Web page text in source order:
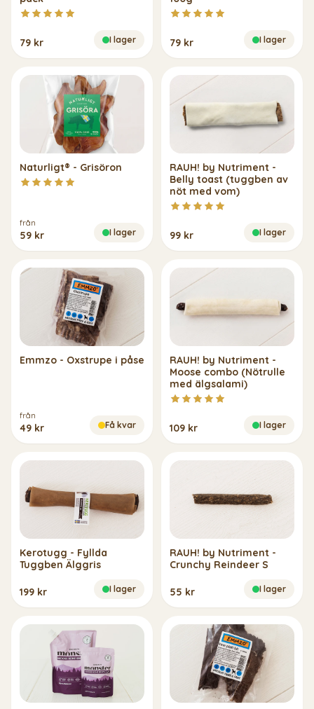
79 kr I lager 79 kr I lager
Naturligt® - Grisöron
från
59 kr I lager
RAUH! by Nutriment -
Belly toast (tuggben av
nöt med vom)
99 kr I lager
Emmzo - Oxstrupe i påse
från
49 kr Få kvar
RAUH! by Nutriment -
Moose combo (Nötrulle
med älgsalami)
109 kr I lager
Kerotugg - Fyllda
Tuggben Älggris
199 kr I lager
RAUH! by Nutriment -
Crunchy Reindeer S
55 kr I lager